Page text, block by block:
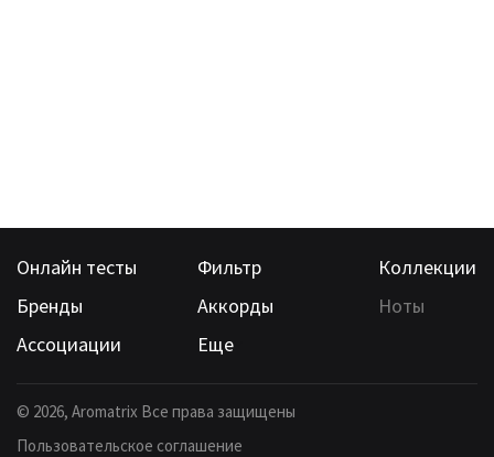
Онлайн тесты Фильтр
Коллекции
Бренды
Аккорды
Ноты
Ассоциации
Еще
© 2026, Aromatrix Все права защищены
Пользовательское соглашение